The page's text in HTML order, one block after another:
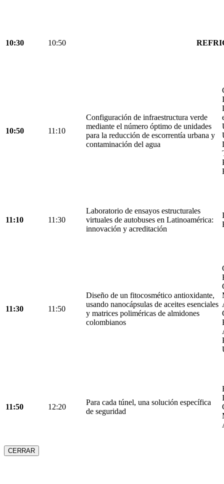
10:30 10:50
10:50 11:10
Configuración de infraestructura verde
mediante el número óptimo de unidades
para la reducción de escorrentía urbana y
contaminación del agua
11:10 11:30
Laboratorio de ensayos estructurales
virtuales de autobuses en Latinoamérica:
innovación y acreditación
11:30 11:50
Diseño de un fitocosmético antioxidante,
usando nanocápsulas de aceites esenciales
y matrices poliméricas de almidones
colombianos
11:50 12:20
Para cada túnel, una solución específica
de seguridad
CERRAR